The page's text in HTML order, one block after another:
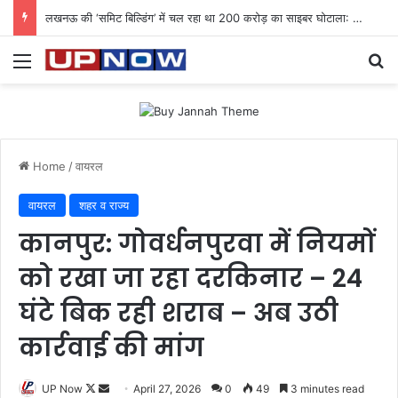
लखनऊ की ‘समिट बिल्डिंग’ में चल रहा था 200 करोड़ का साइबर घोटाला: 40 युवतियों समेत 119 गिरफ्तार
Menu
Home /वायरल
वायरल शहर व राज्य
कानपुर: गोवर्धनपुरवा में नियमों
को रखा जा रहा दरकिनार – 24
घंटे बिक रही शराब – अब उठी
कार्रवाई की मांग
UP Now
Follow
SendApril 27, 2026 0 49 3 minutes read